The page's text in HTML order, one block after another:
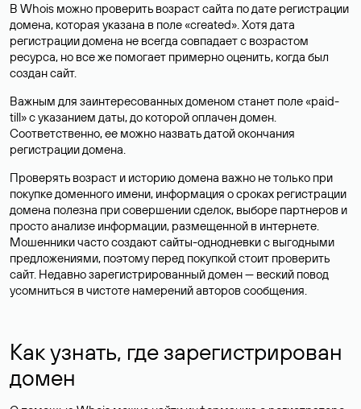
В Whois можно проверить возраст сайта по дате регистрации
домена, которая указана в поле «created». Хотя дата
регистрации домена не всегда совпадает с возрастом
ресурса, но все же помогает примерно оценить, когда был
создан сайт.
Важным для заинтересованных доменом станет поле «paid-
till» с указанием даты, до которой оплачен домен.
Соответственно, ее можно назвать датой окончания
регистрации домена.
Проверять возраст и историю домена важно не только при
покупке доменного имени, информация о сроках регистрации
домена полезна при совершении сделок, выборе партнеров и
просто анализе информации, размещенной в интернете.
Мошенники часто создают сайты-однодневки с выгодными
предложениями, поэтому перед покупкой стоит проверить
сайт. Недавно зарегистрированный домен — веский повод
усомниться в чистоте намерений авторов сообщения.
Как узнать, где зарегистрирован
домен